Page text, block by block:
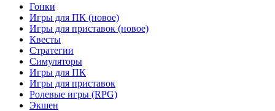
Гонки
Игры для ПК (новое)
Игры для приставок (новое)
Квесты
Стратегии
Симуляторы
Игры для ПК
Игры для приставок
Ролевые игры (RPG)
Экшен